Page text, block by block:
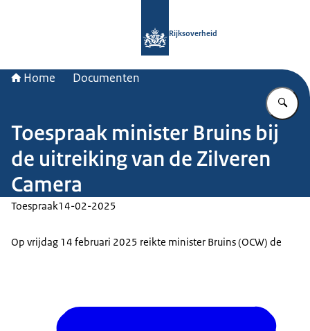
Rijksoverheid
Home Documenten
Toespraak minister Bruins bij
de uitreiking van de Zilveren
Camera
Toespraak14-02-2025
Op vrijdag 14 februari 2025 reikte minister Bruins (OCW) de